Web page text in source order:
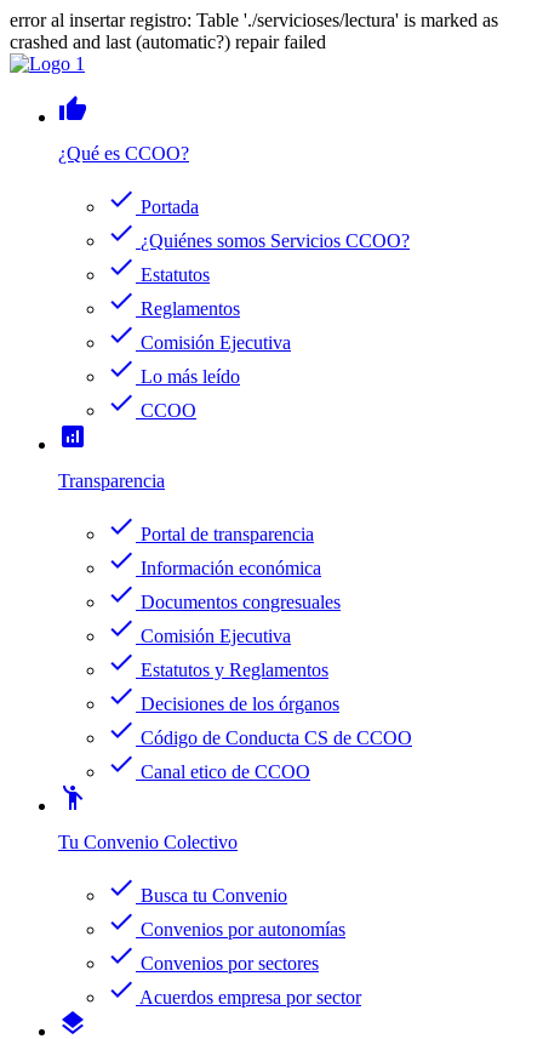
error al insertar registro: Table './servicioses/lectura' is marked as
crashed and last (automatic?) repair failed
thumb_up
¿Qué es CCOO?
check Portada
check ¿Quiénes somos Servicios CCOO?
check Estatutos
check Reglamentos
check Comisión Ejecutiva
check Lo más leído
check CCOO
analytics
Transparencia
check Portal de transparencia
check Información económica
check Documentos congresuales
check Comisión Ejecutiva
check Estatutos y Reglamentos
check Decisiones de los órganos
check Código de Conducta CS de CCOO
check Canal etico de CCOO
emoji_people
Tu Convenio Colectivo
check Busca tu Convenio
check Convenios por autonomías
check Convenios por sectores
check Acuerdos empresa por sector
layers